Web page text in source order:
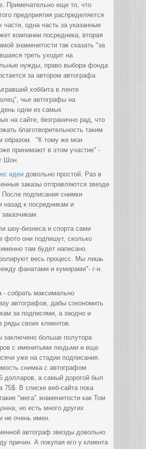
Примечательно еще то, что
предприятия распределяется
части, одна часть за указанные
компании посредника, вторая
знаменитости так сказать "за
треть уходит на
нужды, право выбора фонда
за автором автографа.
хоббита в ленте
чье автографы на
одни из самых
на сайте, безгранично рад, что
благотворительность таким
образом. "К тому же мои
принимают в этом участие" -
Шон.
идеи довольно простой. Раз в
заказы отправляются звезде
После подписания снимки
назад к посредникам и
шоу-бизнеса и спорта сами
фото они подпишут, сколько
там будет написано.
весь процесс. Мы лишь
фанатами и кумирами"- г-н.
- собрать максимально
автографов, дабы сэкономить
за подписями, а заодно и
ряды своих клиентов.
заключено больше полутора
с именитыми людьми и еще
уже на стадии подписания.
снимка с автографом
долларов, а самый дорогой был
75$. В списке веб-сайта пока
"мега" знаменитости как Том
но есть много других
не очень имен.
автограф звезды довольно
причин. А покупая его у клиента